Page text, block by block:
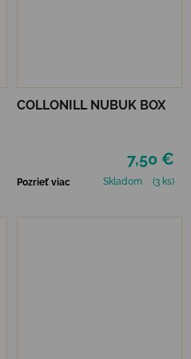
COLLONILL NUBUK BOX
7,50 €
Pozrieť viac Skladom (3 ks)